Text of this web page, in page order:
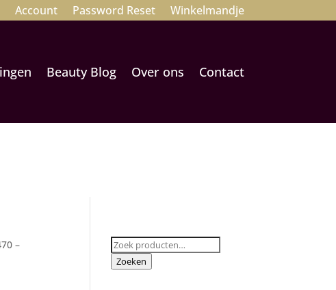
Account Password Reset Winkelmandje
Beauty Blog Over ons Contact
–
Zoeken
naar:
Zoeken